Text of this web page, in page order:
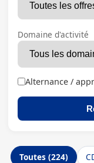
Domaine d'activité
Alternance /
Toutes (224)